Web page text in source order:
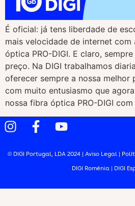
É oficial: já tens liberdade de
mais velocidade de internet
óptica PRO-DIGI. E claro,
preço. Na DIGI trabalhamos
oferecer sempre a nossa melhor
com muito entusiasmo que
nossa fibra óptica PRO-DIGI
© DIGI Portugal, LDA 2024 | Aviso Legal |
DIGI Roménia | DIGI